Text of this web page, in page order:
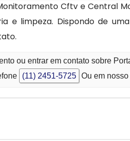
Cftv e Central
e limpeza. Dispondo de
ou entrar em contato sobre
(11) 2451-5725 Ou em